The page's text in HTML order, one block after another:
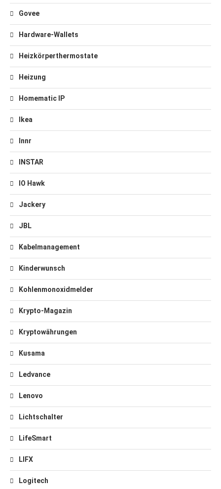
Govee
Hardware-Wallets
Heizkörperthermostate
Heizung
Homematic IP
Ikea
Innr
INSTAR
IO Hawk
Jackery
JBL
Kabelmanagement
Kinderwunsch
Kohlenmonoxidmelder
Krypto-Magazin
Kryptowährungen
Kusama
Ledvance
Lenovo
Lichtschalter
LifeSmart
LIFX
Logitech